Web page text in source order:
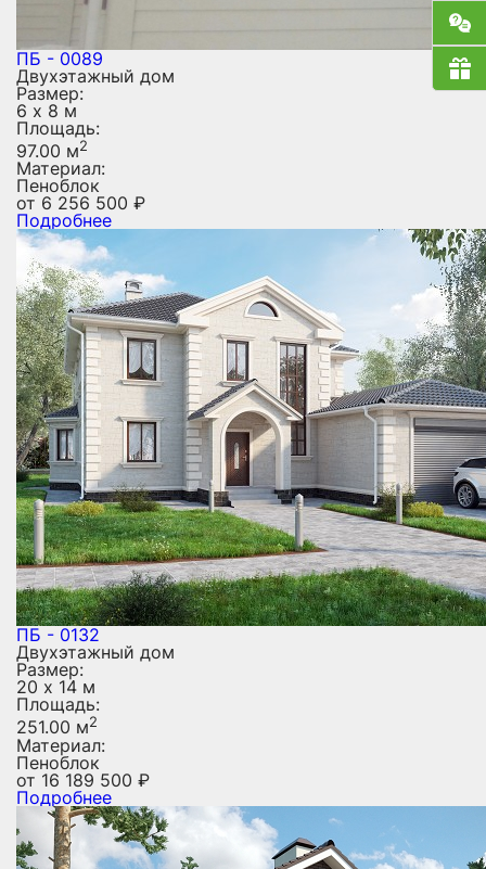
ПБ - 0089
Двухэтажный дом
Размер:
6 х 8 м
Площадь:
97.00 м2
Материал:
Пеноблок
от 6 256 500 ₽
Подробнее
ПБ - 0132
Двухэтажный дом
Размер:
20 х 14 м
Площадь:
251.00 м2
Материал:
Пеноблок
от 16 189 500 ₽
Подробнее